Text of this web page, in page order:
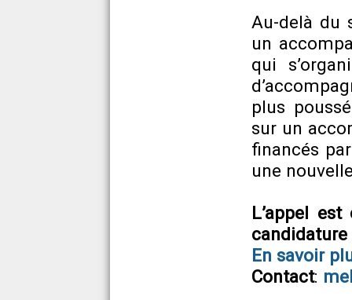
Au-delà du
un
qui
plus
sur un
financés
une
L’appel
En savoir
Contact: